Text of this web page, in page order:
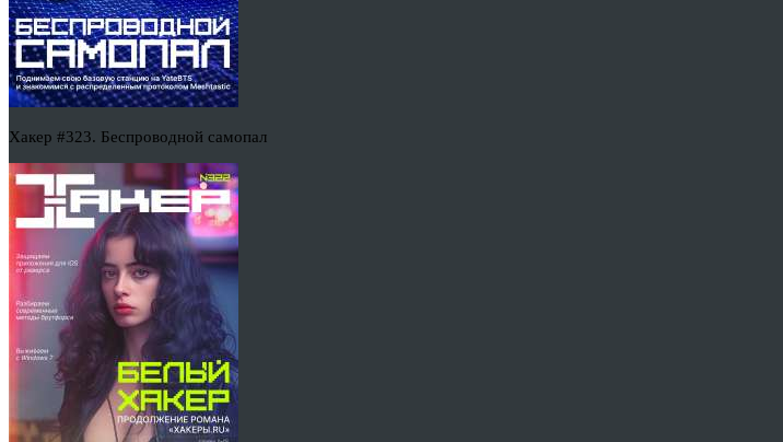
Хакер #323. Беспроводной самопал